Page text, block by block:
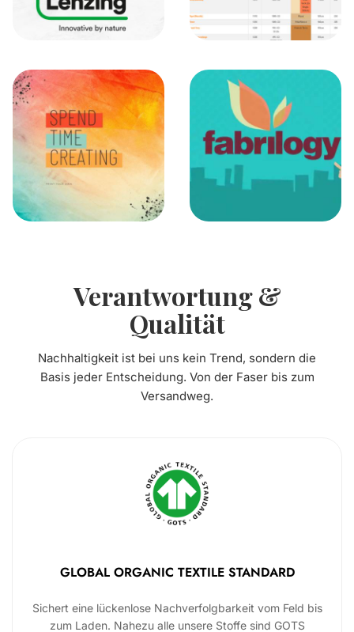
Verantwortung &
Qualität
Nachhaltigkeit ist bei uns kein Trend, sondern die
Basis jeder Entscheidung. Von der Faser bis zum
Versandweg.
GLOBAL ORGANIC TEXTILE STANDARD
Sichert eine lückenlose Nachverfolgbarkeit vom Feld bis
zum Laden. Nahezu alle unsere Stoffe sind GOTS